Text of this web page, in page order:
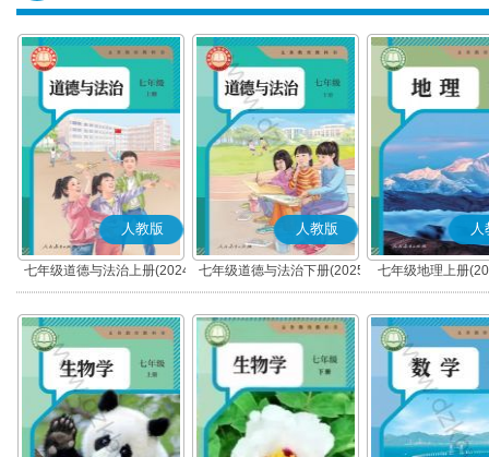
人教版
七年级道德与法治上册(2024
秋版)(部编版)
人教版
七年级道德与法治下册(2025
春版)(部编版)
人
七年级地理上册